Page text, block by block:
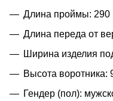
Длина проймы: 290
Длина переда от
Ширина изделия
Высота воротника:
Гендер (пол):